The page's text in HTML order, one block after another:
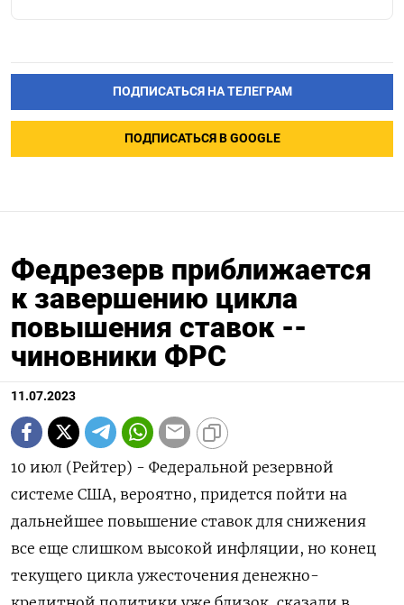
ПОДПИСАТЬСЯ НА ТЕЛЕГРАМ
ПОДПИСАТЬСЯ В GOOGLE
Федрезерв приближается
к завершению цикла
повышения ставок --
чиновники ФРС
11.07.2023
10 июл (Рейтер) - Федеральной резервной
системе США, вероятно, придется пойти на
дальнейшее повышение ставок для снижения
все еще слишком высокой инфляции, но конец
текущего цикла ужесточения денежно-